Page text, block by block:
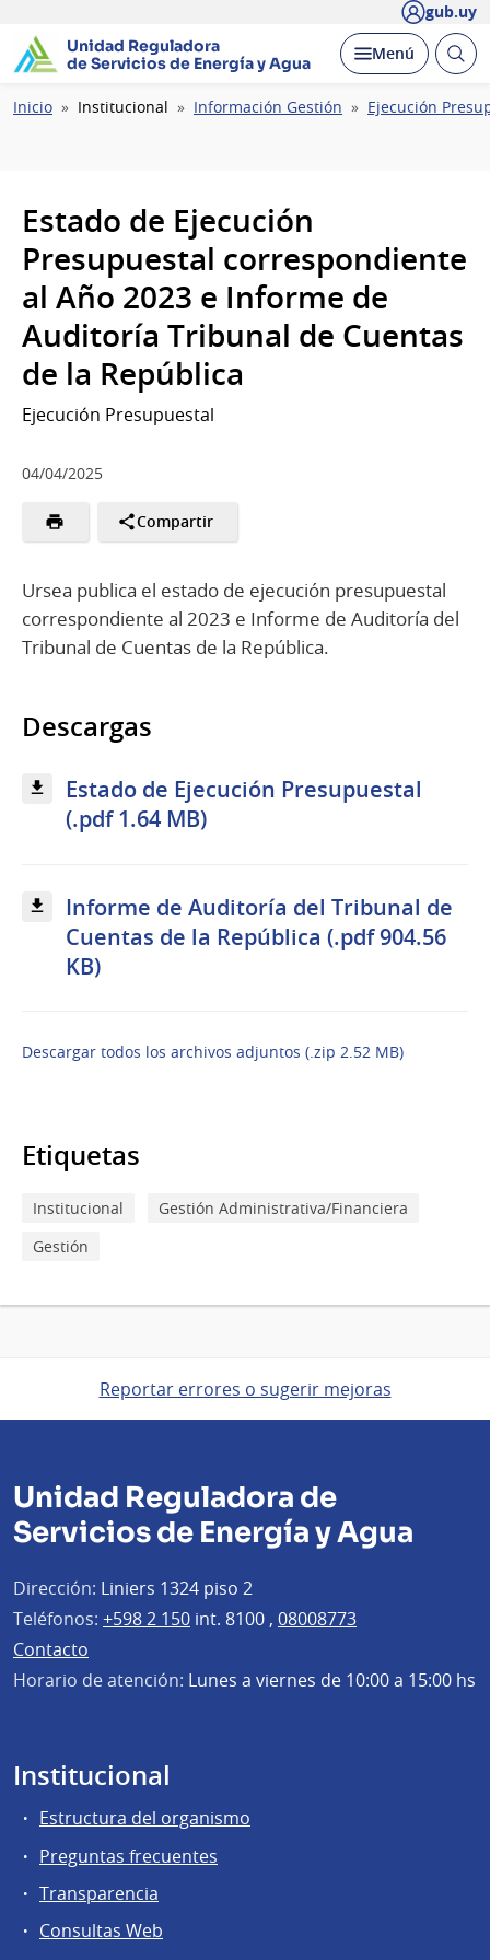
gub.uy
Unidad Reguladora
de Servicios de Energía y Agua
Desplegar
Menú Abrir
Ruta
Inicio Institucional Información Gestión Ejecución
Estado de Ejecución
Presupuestal correspondiente
al Año 2023 e Informe de
Auditoría Tribunal de Cuentas
de la República
Ejecución Presupuestal
04/04/2025
Compartir
Ursea publica el estado de ejecución presupuestal
correspondiente al 2023 e Informe de Auditoría del
Tribunal de Cuentas de la República.
Descargas
Estado de Ejecución Presupuestal
(.pdf 1.64 MB)
Informe de Auditoría del Tribunal de
Cuentas de la República (.pdf 904.56
KB)
Descargar todos los archivos adjuntos (.zip 2.52 MB)
Etiquetas
Institucional
Gestión Administrativa/Financiera
Gestión
Reportar errores o sugerir mejoras
Unidad Reguladora de
Servicios de Energía y Agua
Dirección: Liniers 1324 piso 2
Teléfonos: +598 2 150 int. 8100 , 08008773
Contacto
Horario de atención: Lunes a viernes de 10:00 a 15:00 hs
Institucional
Estructura del organismo
Preguntas frecuentes
Transparencia
Consultas Web